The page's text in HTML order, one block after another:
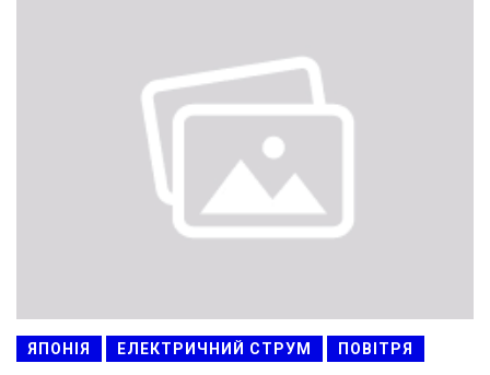
ЯПОНІЯ ЕЛЕКТРИЧНИЙ СТРУМ ПОВІТРЯ